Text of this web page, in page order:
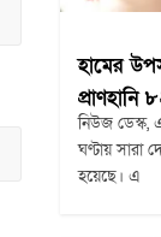
হামের
প্রাণহানি
নিউজ ডেস্ক,
ঘণ্টায় সারা
হয়েছে। এ